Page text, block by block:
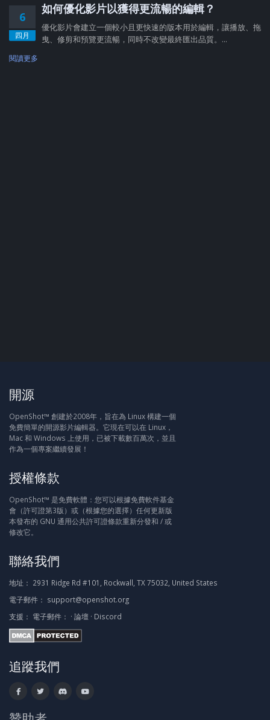
6
四月
如何優化影片以獲得更流暢的編輯？
優化影片會建立一個較小且更快速的版本用於編輯，讓播放、拖
曳、修剪和預覽更流暢，同時不改變最終匯出品質。...
閱讀更多
開源
OpenShot™ 創建於2008年，旨在為 Linux 構建一個
免費簡單的開源影片編輯器。它現在可以在 Linux，
Mac 和 Windows 上使用，已被下載數百萬次，並且
作為一個專案繼續發展！
授權條款
OpenShot™ 是免費軟體：您可以根據免費軟件基金
會（許可證第3版）或（根據您的選擇）任何更新版
本發布的 GNU 通用公共許可證條款重新分發和 / 或
修改它。
聯絡我們
地址： 2931 Ridge Rd #101, Rockwall, TX 75032, United States
電子郵件： support@openshot.org
支援： 電子郵件： · 論壇 · Discord
追蹤我們